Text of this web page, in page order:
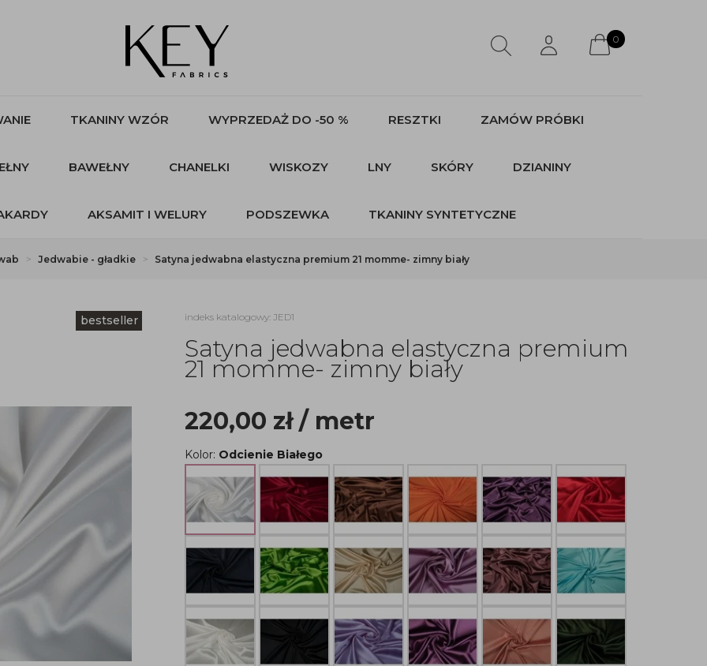
0
TKANINY WZÓR WYPRZEDAŻ DO -50 % RESZTKI ZAMÓW PRÓBKI
BAWEŁNY CHANELKI WISKOZY LNY SKÓRY DZIANINY
AKSAMIT I WELURY PODSZEWKA TKANINY SYNTETYCZNE
Jedwabie - gładkie Satyna jedwabna elastyczna premium 21 momme- zimny biały
bestseller indeks katalogowy: JED1
Satyna jedwabna elastyczna premium
21 momme- zimny biały
220,00 zł/ metr
Kolor: Odcienie Białego